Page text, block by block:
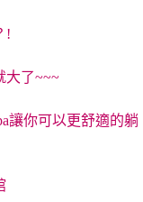
!
大了~~~
讓你可以更舒適的躺